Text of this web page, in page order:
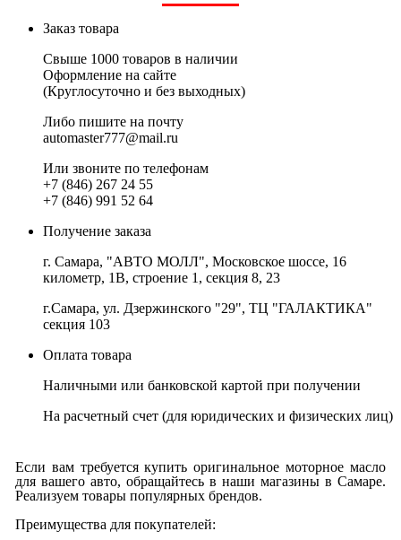
Заказ товара
Свыше 1000 товаров в наличии
Оформление на сайте
(Круглосуточно и без выходных)
Либо пишите на почту
automaster777@mail.ru
Или звоните по телефонам
+7 (846) 267 24 55
+7 (846) 991 52 64
Получение заказа
г. Самара, "АВТО МОЛЛ", Московское шоссе, 16
километр, 1В, строение 1, секция 8, 23
г.Самара, ул. Дзержинского "29", ТЦ "ГАЛАКТИКА"
секция 103
Оплата товара
Наличными или банковской картой при получении
На расчетный счет (для юридических и физических лиц)
Если вам требуется купить оригинальное моторное масло
для вашего авто, обращайтесь в наши магазины в Самаре.
Реализуем товары популярных брендов.
Преимущества для покупателей: